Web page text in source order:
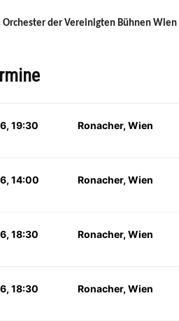
Orchester der Vereinigten Bühnen Wien
19:30 Ronacher, Wien
14:00 Ronacher, Wien
18:30 Ronacher, Wien
18:30 Ronacher, Wien